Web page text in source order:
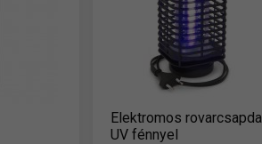
Elektromos rovarcsapda
UV fénnyel